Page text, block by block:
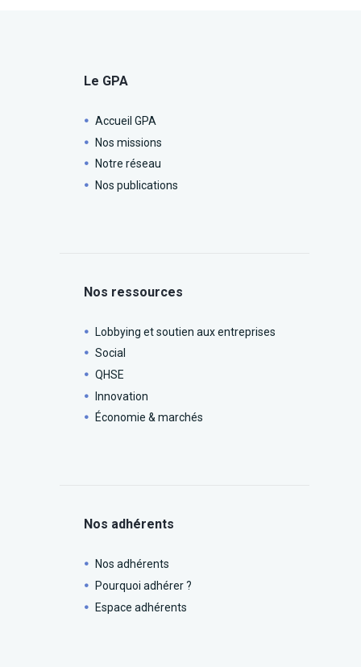
Le GPA
Accueil GPA
Nos missions
Notre réseau
Nos publications
Nos ressources
Lobbying et soutien aux entreprises
Social
QHSE
Innovation
Économie & marchés
Nos adhérents
Nos adhérents
Pourquoi adhérer ?
Espace adhérents